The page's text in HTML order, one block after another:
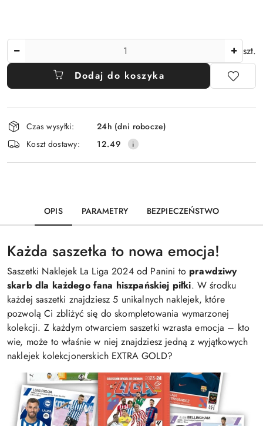
szt.
Dodaj do koszyka
Dostępność
i
dostawa
Czas wysyłki:
24h (dni robocze)
Koszt dostawy:
12.49
OPIS PARAMETRY BEZPIECZEŃSTWO
Każda saszetka to nowa emocja!
Saszetki Naklejek La Liga 2024 od Panini to prawdziwy
skarb dla każdego fana hiszpańskiej piłki. W środku
każdej saszetki znajdziesz 5 unikalnych naklejek, które
pozwolą Ci zbliżyć się do skompletowania wymarzonej
kolekcji. Z każdym otwarciem saszetki wzrasta emocja – kto
wie, może to właśnie w niej znajdziesz jedną z wyjątkowych
naklejek kolekcjonerskich EXTRA GOLD?